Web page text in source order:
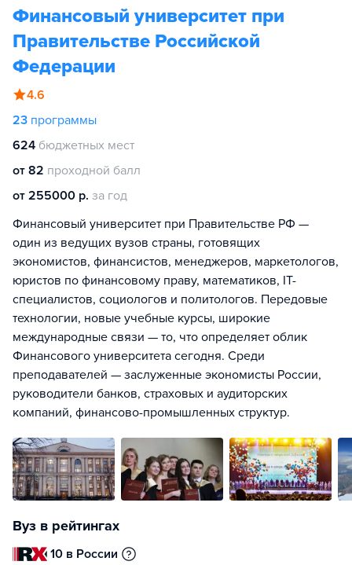
Финансовый университет при
Правительстве Российской
Федерации
4.6
23 программы
624 бюджетных мест
от 82 проходной балл
от 255000 р. за год
Финансовый университет при Правительстве РФ —
один из ведущих вузов страны, готовящих
экономистов, финансистов, менеджеров, маркетологов,
юристов по финансовому праву, математиков, IT-
специалистов, социологов и политологов. Передовые
технологии, новые учебные курсы, широкие
международные связи — то, что определяет облик
Финансового университета сегодня. Среди
преподавателей — заслуженные экономисты России,
руководители банков, страховых и аудиторских
компаний, финансово-промышленных структур.
Вуз в рейтингах
10 в России